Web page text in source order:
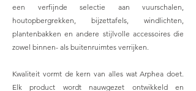
een verfijnde selectie aan vuurschalen,
houtopbergrekken, bijzettafels, windlichten,
plantenbakken en andere stijlvolle accessoires die
zowel binnen- als buitenruimtes verrijken.
Kwaliteit vormt de kern van alles wat Arphea doet.
Elk product wordt nauwgezet ontwikkeld en